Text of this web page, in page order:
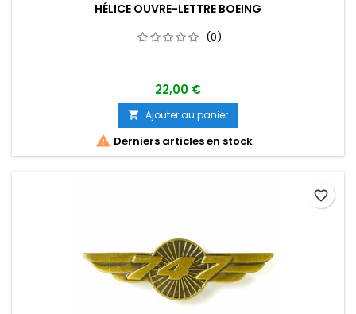
HÉLICE OUVRE-LETTRE BOEING
(0)
22,00 €
 Ajouter au panier
 Derniers articles en stock
favorite_border